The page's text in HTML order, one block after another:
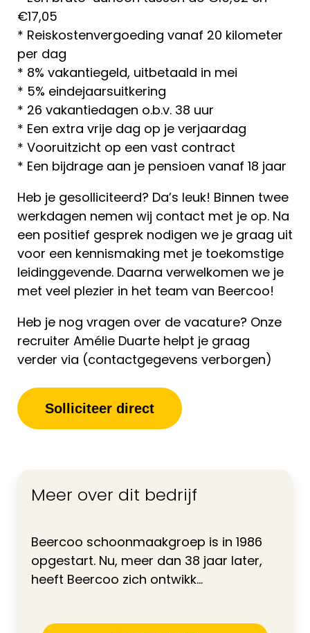
€17,05
* Reiskostenvergoeding vanaf 20 kilometer
per dag
* 8% vakantiegeld, uitbetaald in mei
* 5% eindejaarsuitkering
* 26 vakantiedagen o.b.v. 38 uur
* Een extra vrije dag op je verjaardag
* Vooruitzicht op een vast contract
* Een bijdrage aan je pensioen vanaf 18 jaar
Heb je gesolliciteerd? Da’s leuk! Binnen twee
werkdagen nemen wij contact met je op. Na
een positief gesprek nodigen we je graag uit
voor een kennismaking met je toekomstige
leidinggevende. Daarna verwelkomen we je
met veel plezier in het team van Beercoo!
Heb je nog vragen over de vacature? Onze
recruiter Amélie Duarte helpt je graag
verder via (contactgegevens verborgen)
Solliciteer direct
Meer over dit bedrijf
Beercoo schoonmaakgroep is in 1986
opgestart. Nu, meer dan 38 jaar later,
heeft Beercoo zich ontwikk...